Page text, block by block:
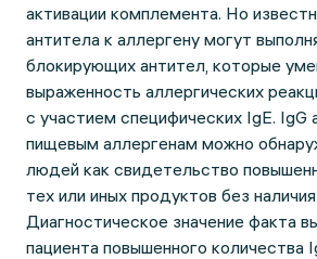
активации комплемента. Но
антитела к аллергену могут
блокирующих антител, которые
выраженность аллергических
с участием специфических IgE. IgG
пищевым аллергенам можно
людей как свидетельство
тех или иных продуктов без
Диагностическое значение факта
пациента повышенного количества